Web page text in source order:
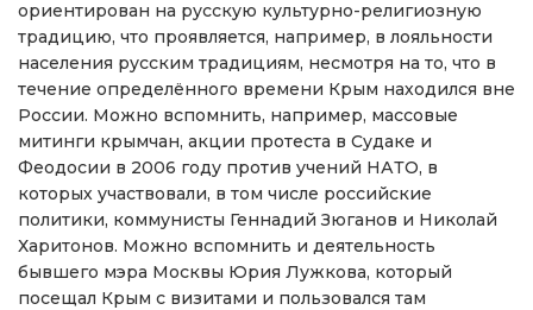
ориентирован на русскую культурно-религиозную
традицию, что проявляется, например, в лояльности
населения русским традициям, несмотря на то, что в
течение определённого времени Крым находился вне
России. Можно вспомнить, например, массовые
митинги крымчан, акции протеста в Судаке и
Феодосии в 2006 году против учений НАТО, в
которых участвовали, в том числе российские
политики, коммунисты Геннадий Зюганов и Николай
Харитонов. Можно вспомнить и деятельность
бывшего мэра Москвы Юрия Лужкова, который
посещал Крым с визитами и пользовался там